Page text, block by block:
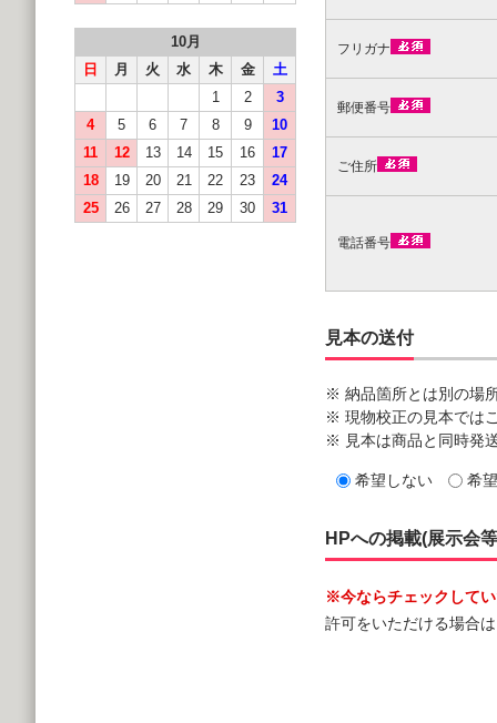
フリガナ
郵便番号
ご住所
電話番号
見本の送付
※ 納品箇所とは別の場
※ 現物校正の見本では
※ 見本は商品と同時発
希望しない 希
HPへの掲載(展示会
※今ならチェックして
許可をいただける場合
10月
日
月 火 水 木 金
土
1
2
3
4
5 6 7 8 9
10
11
12 13 14 15 16
17
18
19 20 21 22 23
24
25
26 27 28 29 30 31